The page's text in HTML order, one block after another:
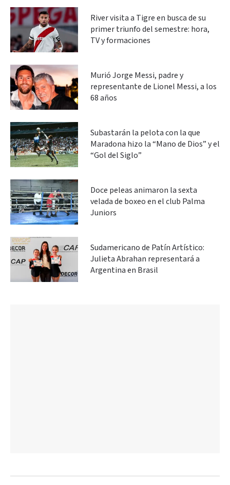
River visita a Tigre en busca de su
primer triunfo del semestre: hora,
TV y formaciones
Murió Jorge Messi, padre y
representante de Lionel Messi, a los
68 años
Subastarán la pelota con la que
Maradona hizo la “Mano de Dios” y el
“Gol del Siglo”
Doce peleas animaron la sexta
velada de boxeo en el club Palma
Juniors
Sudamericano de Patín Artístico:
Julieta Abrahan representará a
Argentina en Brasil